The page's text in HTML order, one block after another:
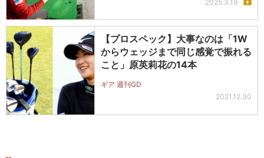
2025.3.19
【プロスペック】大事なのは「1W
からウェッジまで同じ感覚で振れる
こと」原英莉花の14本
ギア 週刊GD
2021.12.30